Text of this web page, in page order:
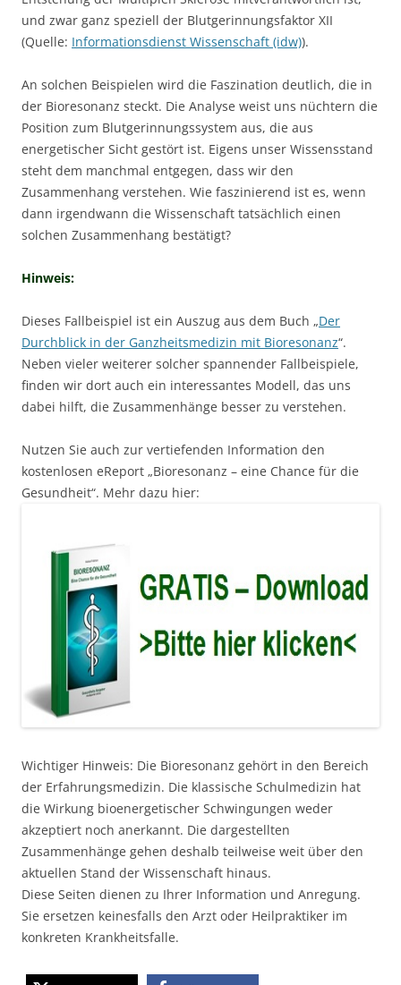
und zwar ganz speziell der Blutgerinnungsfaktor XII
(Quelle: Informationsdienst Wissenschaft (idw)).
An solchen Beispielen wird die Faszination deutlich, die in
der Bioresonanz steckt. Die Analyse weist uns nüchtern die
Position zum Blutgerinnungssystem aus, die aus
energetischer Sicht gestört ist. Eigens unser Wissensstand
steht dem manchmal entgegen, dass wir den
Zusammenhang verstehen. Wie faszinierend ist es, wenn
dann irgendwann die Wissenschaft tatsächlich einen
solchen Zusammenhang bestätigt?
Hinweis:
Dieses Fallbeispiel ist ein Auszug aus dem Buch „Der
Durchblick in der Ganzheitsmedizin mit Bioresonanz“.
Neben vieler weiterer solcher spannender Fallbeispiele,
finden wir dort auch ein interessantes Modell, das uns
dabei hilft, die Zusammenhänge besser zu verstehen.
Nutzen Sie auch zur vertiefenden Information den
kostenlosen eReport „Bioresonanz – eine Chance für die
Gesundheit“. Mehr dazu hier:
Wichtiger Hinweis: Die Bioresonanz gehört in den Bereich
der Erfahrungsmedizin. Die klassische Schulmedizin hat
die Wirkung bioenergetischer Schwingungen weder
akzeptiert noch anerkannt. Die dargestellten
Zusammenhänge gehen deshalb teilweise weit über den
aktuellen Stand der Wissenschaft hinaus.
Diese Seiten dienen zu Ihrer Information und Anregung.
Sie ersetzen keinesfalls den Arzt oder Heilpraktiker im
konkreten Krankheitsfalle.